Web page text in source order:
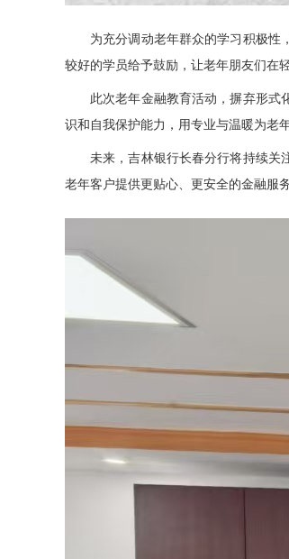
为充分调动老年群众的学习积极性，
较好的学员给予鼓励，让老年朋友们在
此次老年金融教育活动，摒弃形式化
识和自我保护能力，用专业与温暖为老
未来，吉林银行长春分行将持续关注
老年客户提供更贴心、更安全的金融服